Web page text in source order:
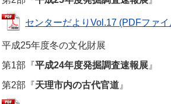
センターだよりVol.17 (PDFファ
平成25年度冬の文化財展
第1部『平成24年度発掘調査速報展 』
第2部『天理市内の古代官道 』